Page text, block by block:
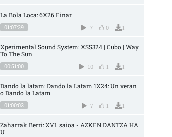
La Bola Loca: 6X26 Einar
01:07:39 7 0 1
Xperimental Sound System: XSS324 | Cubo | Way
To The Sun
00:51:00 10 1 1
Dando la latam: Dando la Latam 1X24: Un veran
o Dando la Latam
01:00:02 7 1 1
Zaharrak Berri: XVI. saioa - AZKEN DANTZA HA
U